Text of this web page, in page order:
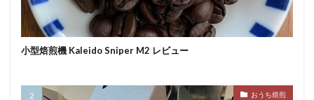
小型焙煎機 Kaleido Sniper M2 レビュー
おうち焙煎